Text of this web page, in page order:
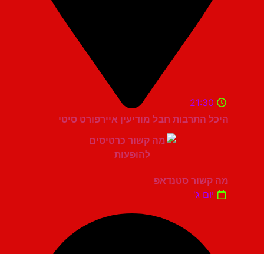
היכל התרבות חבל מודיעין איירפורט סיטי
21:30
מה קשור סטנדאפ
יום ג'